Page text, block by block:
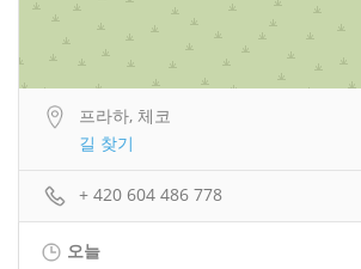
프라하, 체코
길 찾기
+ 420 604 486 778
오늘